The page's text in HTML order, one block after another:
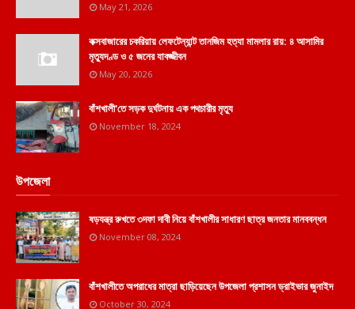
May 21, 2026
কক্সবাজারের চকরিয়ায় লেফটেন্যান্ট তানজিম হত্যা মামলার রায়: ৪ আসামির
মৃত্যুদণ্ড ও ৫ জনের যাবজ্জীবন
May 20, 2026
বাঁশখালী'তে সড়ক দুর্ঘটনায় এক পথচারীর মৃত্যু
November 18, 2024
উপজেলা
ষড়যন্ত্র রুখতে ৩দফা দাবী নিয়ে বাঁশখালীর সাধারণ ছাত্র জনতার মানববন্ধন
November 08, 2024
বাঁশখালীতে অপরাধের মাত্রা ছাড়িয়েছেন উপজেলা প্রশাসন ড্রাইভার জুনাইদ
October 30, 2024